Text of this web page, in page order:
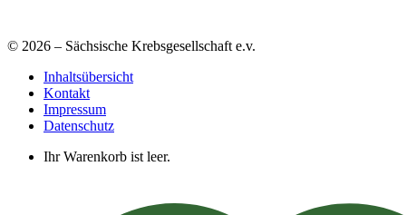
© 2026 – Sächsische Krebsgesellschaft e.v.
Inhaltsübersicht
Kontakt
Impressum
Datenschutz
Ihr Warenkorb ist leer.